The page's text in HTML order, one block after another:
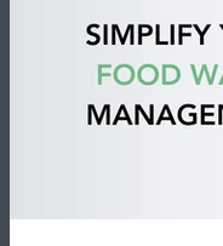
Inteligência
ajuda hotéis e
restaurantes a
desperdício